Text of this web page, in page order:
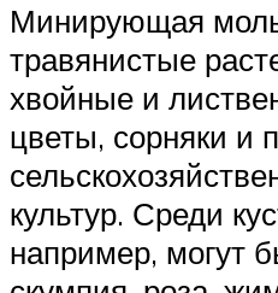
Минирующая
травянистые
хвойные и
цветы, сорняки и
культур. Среди
например, могут